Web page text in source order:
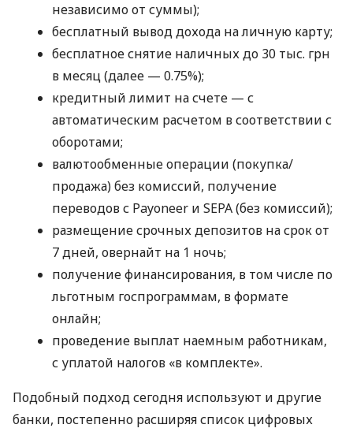
независимо от суммы);
бесплатный вывод дохода на личную карту;
бесплатное снятие наличных до 30 тыс. грн
в месяц (далее — 0.75%);
кредитный лимит на счете — с
автоматическим расчетом в соответствии с
оборотами;
валютообменные операции (покупка/
продажа) без комиссий, получение
переводов с Payoneer и SEPA (без комиссий);
размещение срочных депозитов на срок от
7 дней, овернайт на 1 ночь;
получение финансирования, в том числе по
льготным госпрограммам, в формате
онлайн;
проведение выплат наемным работникам,
с уплатой налогов «в комплекте».
Подобный подход сегодня используют и другие
банки, постепенно расширяя список цифровых